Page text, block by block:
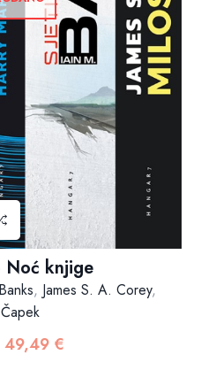
Noć knjige
, James S. A. Corey,
Izvorna
49,49 €Trenutna